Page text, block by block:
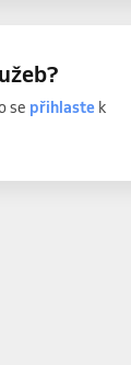
se přihlastek